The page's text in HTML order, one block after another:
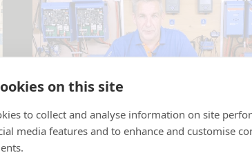
on this site
to collect and analyse information on site
media features and to enhance and customise
Video tutorial